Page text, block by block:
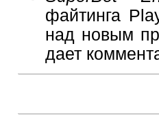
файтинга
над новым
дает